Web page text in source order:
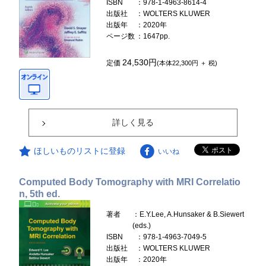
ISBN
：978-1-4963-8614-4
出版社
：WOLTERS KLUWER
出版年
：2020年
ページ数 ：1647pp.
定価24,530円(本体22,300円 ＋ 税)
詳しく見る
ほしいものリストに登録 いいね
Computed Body Tomography with MRI Correlatio
n, 5th ed.
著者
：E.Y.Lee, A.Hunsaker & B.Siewert
(eds.)
ISBN
：978-1-4963-7049-5
出版社
：WOLTERS KLUWER
出版年
：2020年